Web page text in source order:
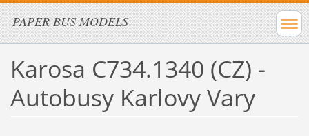
PAPER BUS MODELS
Karosa C734.1340 (CZ) -
Autobusy Karlovy Vary